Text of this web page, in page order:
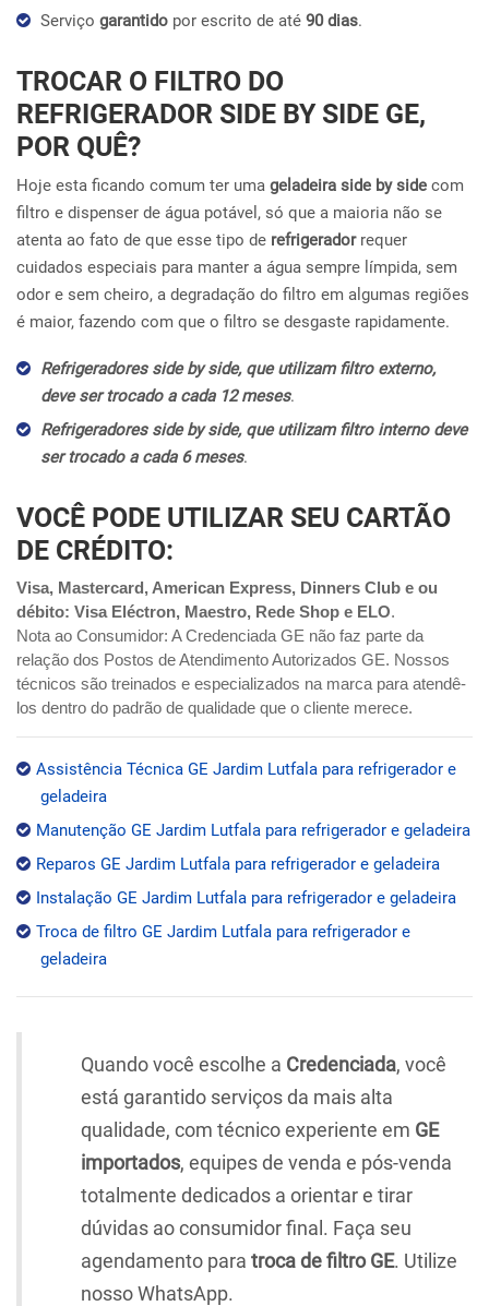
Serviço garantido por escrito de até 90 dias.
TROCAR O FILTRO DO
REFRIGERADOR SIDE BY SIDE GE,
POR QUÊ?
Hoje esta ficando comum ter uma geladeira side by side com
filtro e dispenser de água potável, só que a maioria não se
atenta ao fato de que esse tipo de refrigeradorrequer
cuidados especiais para manter a água sempre límpida, sem
odor e sem cheiro, a degradação do filtro em algumas regiões
é maior, fazendo com que o filtro se desgaste rapidamente.
Refrigeradores side by side, que utilizam filtro externo,
deve ser trocado a cada 12 meses.
Refrigeradores side by side, que utilizam filtro interno deve
ser trocado a cada 6 meses.
VOCÊ PODE UTILIZAR SEU CARTÃO
DE CRÉDITO:
Visa, Mastercard, American Express, Dinners Club e ou
débito: Visa Eléctron, Maestro, Rede Shop e ELO.
Nota ao Consumidor: A Credenciada GE não faz parte da
relação dos Postos de Atendimento Autorizados GE. Nossos
técnicos são treinados e especializados na marca para atendê-
los dentro do padrão de qualidade que o cliente merece.
Assistência Técnica GE Jardim Lutfala para refrigerador e
geladeira
Manutenção GE Jardim Lutfala para refrigerador e geladeira
Reparos GE Jardim Lutfala para refrigerador e geladeira
Instalação GE Jardim Lutfala para refrigerador e geladeira
Troca de filtro GE Jardim Lutfala para refrigerador e
geladeira
Quando você escolhe a Credenciada, você
está garantido serviços da mais alta
qualidade, com técnico experiente em GE
importados, equipes de venda e pós-venda
totalmente dedicados a orientar e tirar
dúvidas ao consumidor final. Faça seu
agendamento para troca de filtro GE. Utilize
nosso WhatsApp.